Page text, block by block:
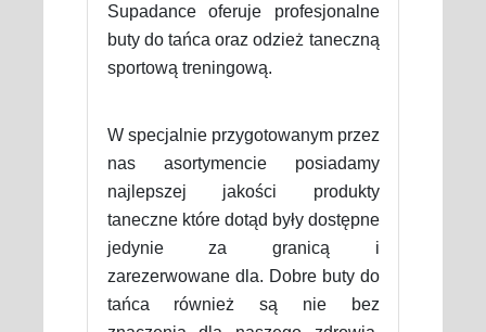
Supadance oferuje profesjonalne
buty do tańca oraz odzież taneczną
sportową treningową.
W specjalnie przygotowanym przez
nas asortymencie posiadamy
najlepszej jakości produkty
taneczne które dotąd były dostępne
jedynie za granicą i
zarezerwowane dla. Dobre buty do
tańca również są nie bez